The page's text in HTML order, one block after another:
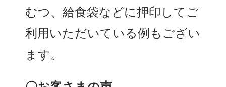
むつ、給食袋などに押印してご
利用いただいている例もござい
ます。